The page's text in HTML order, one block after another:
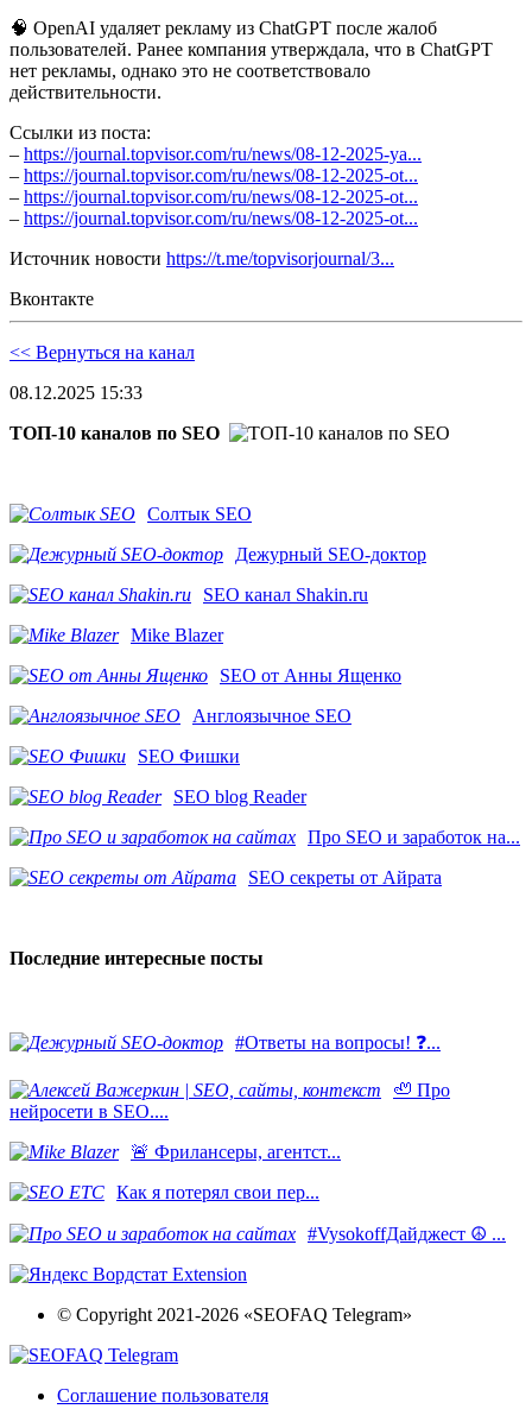
🧠 OpenAI удаляет рекламу из ChatGPT после жалоб
пользователей. Ранее компания утверждала, что в ChatGPT
нет рекламы, однако это не соответствовало
действительности.
Ссылки из поста:
– https://journal.topvisor.com/ru/news/08-12-2025-ya...
– https://journal.topvisor.com/ru/news/08-12-2025-ot...
– https://journal.topvisor.com/ru/news/08-12-2025-ot...
– https://journal.topvisor.com/ru/news/08-12-2025-ot...
Источник новости https://t.me/topvisorjournal/3...
Вконтакте
<< Вернуться на канал
08.12.2025 15:33
ТОП-10 каналов по SEO
Солтык SEO
Дежурный SEO-доктор
SEO канал Shakin.ru
Mike Blazer
SEO от Анны Ященко
Англоязычное SEO
SEO Фишки
SEO blog Reader
Про SEO и заработок на...
SEO секреты от Айрата
Последние интересные посты
#Ответы на вопросы! ❓...
🦥 Про
нейросети в SEO....
​🚨 Фрилансеры, агентст...
Как я потерял свои пер...
#VysokoffДайджест ☮️ ...
© Copyright 2021-2026 «SEOFAQ Telegram»
Соглашение пользователя